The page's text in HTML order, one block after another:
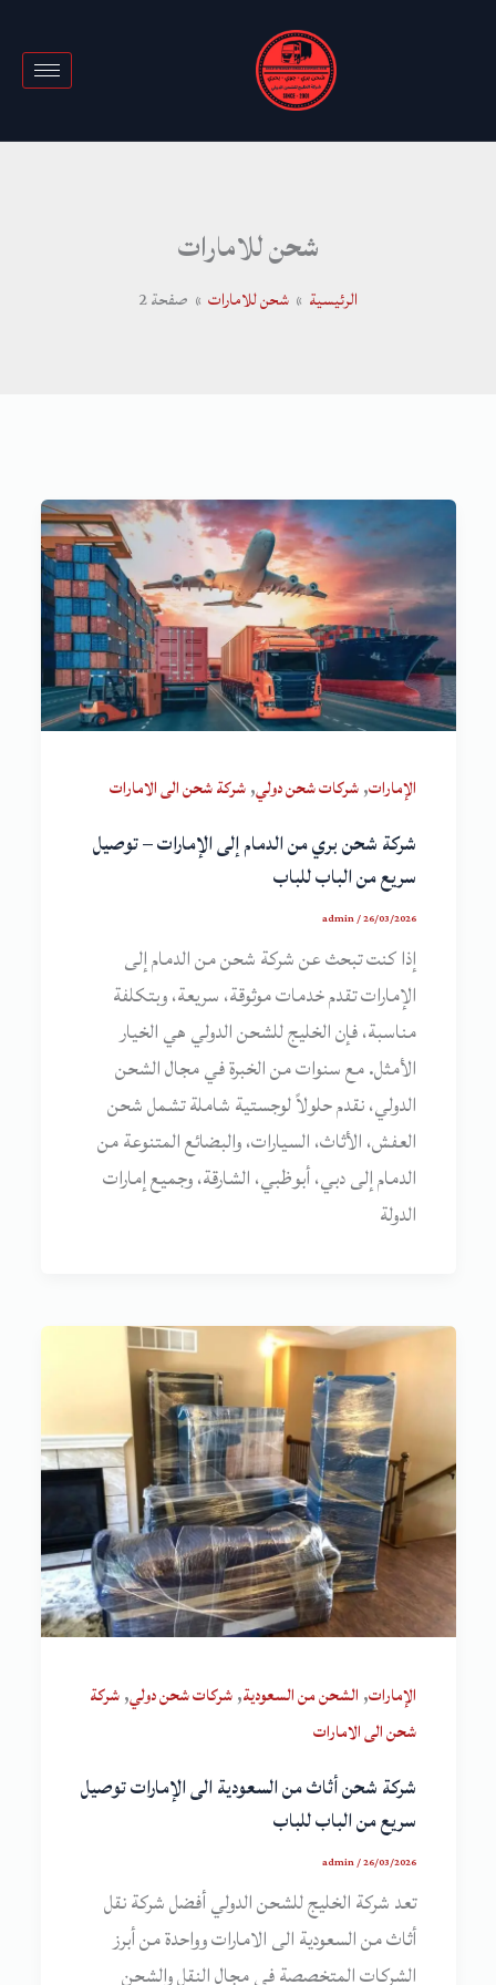
شحن للامارات
الرئيسية شحن للامارات صفحة 2
الإمارات,شركات شحن دولي,شركة شحن الى الامارات
شركة شحن بري من الدمام إلى الإمارات – توصيل
سريع من الباب للباب
admin/26/03/2026
إذا كنت تبحث عن شركة شحن من الدمام إلى
الإمارات تقدم خدمات موثوقة، سريعة، وبتكلفة
مناسبة، فإن الخليج للشحن الدولي هي الخيار
الأمثل. مع سنوات من الخبرة في مجال الشحن
الدولي، نقدم حلولاً لوجستية شاملة تشمل شحن
العفش، الأثاث، السيارات، والبضائع المتنوعة من
الدمام إلى دبي، أبوظبي، الشارقة، وجميع إمارات
الدولة
الإمارات, الشحن من السعودية,شركات شحن دولي,شركة
شحن الى الامارات
شركة شحن أثاث من السعودية الى الإمارات توصيل
سريع من الباب للباب
admin/26/03/2026
تعد شركة الخليج للشحن الدولي أفضل شركة نقل
أثاث من السعودية الى الامارات وواحدة من أبرز
الشركات المتخصصة في مجال النقل والشحن